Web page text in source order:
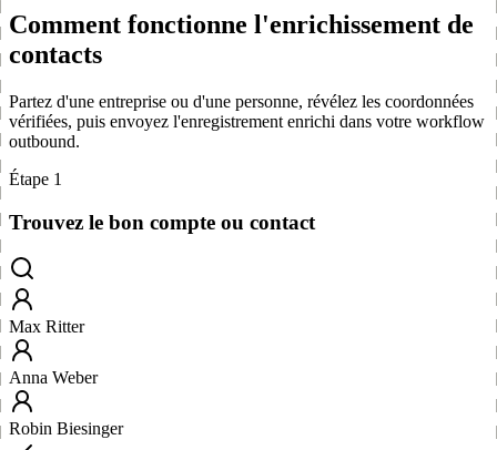
Comment fonctionne l'enrichissement de
contacts
Partez d'une entreprise ou d'une personne, révélez les coordonnées
vérifiées, puis envoyez l'enregistrement enrichi dans votre workflow
outbound.
Étape 1
Trouvez le bon compte ou contact
Max Ritter
Anna Weber
Robin Biesinger